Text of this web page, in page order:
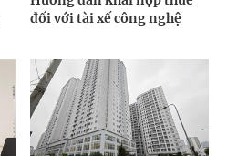
đối với tài xế công nghệ